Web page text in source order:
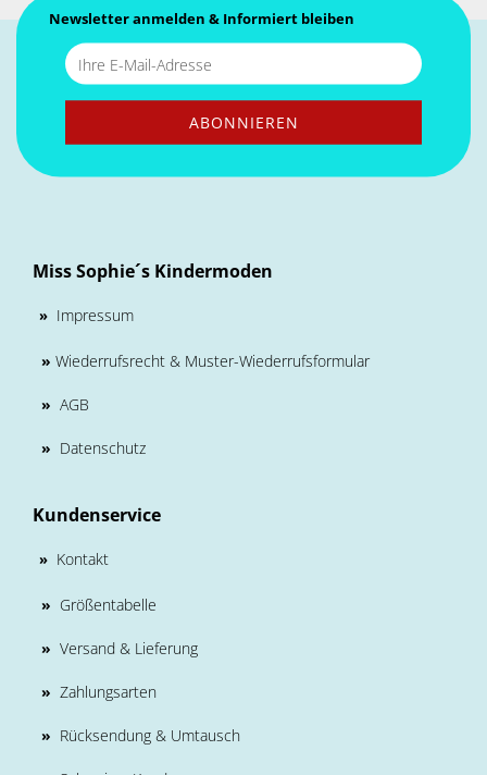
Newsletter anmelden & Informiert bleiben
Miss Sophie´s Kindermoden
» Impressum
» Wiederrufsrecht & Muster-Wiederrufsformular
» AGB
» Datenschutz
Kundenservice
» Kontakt
» Größentabelle
» Versand & Lieferung
» Zahlungsarten
» Rücksendung & Umtausch